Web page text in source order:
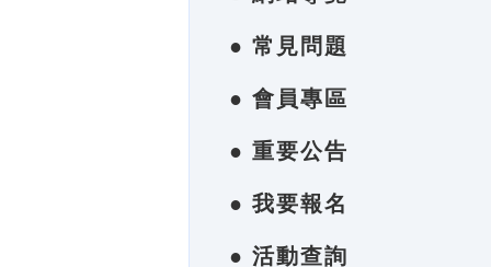
● 常見問題
● 會員專區
● 重要公告
● 我要報名
● 活動查詢